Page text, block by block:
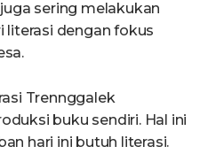
sering melakukan
literasi dengan fokus
Trennggalek
buku sendiri. Hal ini
hari ini butuh literasi.